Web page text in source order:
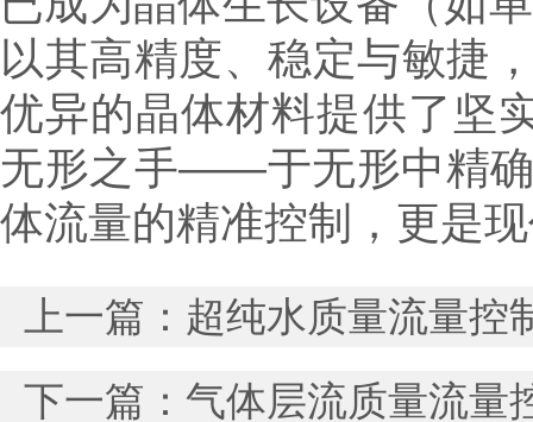
以其高精度、稳定与敏捷
优异的晶体材料提供了坚
无形之手——于无形中精确
体流量的精准控制，更是
上一篇： 超纯水质量流量控
下一篇： 气体层流质量流量